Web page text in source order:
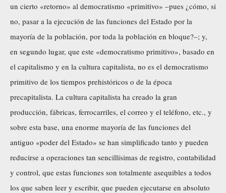
un cierto «retorno» al democratismo «primitivo» –pues ¿cómo, si
no, pasar a la ejecución de las funciones del Estado por la
mayoría de la población, por toda la población en bloque?–; y,
en segundo lugar, que este «democratismo primitivo», basado en
el capitalismo y en la cultura capitalista, no es el democratismo
primitivo de los tiempos prehistóricos o de la época
precapitalista. La cultura capitalista ha creado la gran
producción, fábricas, ferrocarriles, el correo y el teléfono, etc., y
sobre esta base, una enorme mayoría de las funciones del
antiguo «poder del Estado» se han simplificado tanto y pueden
reducirse a operaciones tan sencillísimas de registro, contabilidad
y control, que estas funciones son totalmente asequibles a todos
los que saben leer y escribir, que pueden ejecutarse en absoluto